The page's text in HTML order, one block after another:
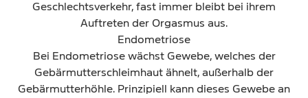
Geschlechtsverkehr, fast immer bleibt bei ihrem
Auftreten der Orgasmus aus.
Endometriose
Bei Endometriose wächst Gewebe, welches der
Gebärmutterschleimhaut ähnelt, außerhalb der
Gebärmutterhöhle. Prinzipiell kann dieses Gewebe an